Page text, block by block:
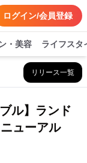
ログイン/会員登録
・美容 ライフスタ
リリース一覧
ル】ランド
ューアル